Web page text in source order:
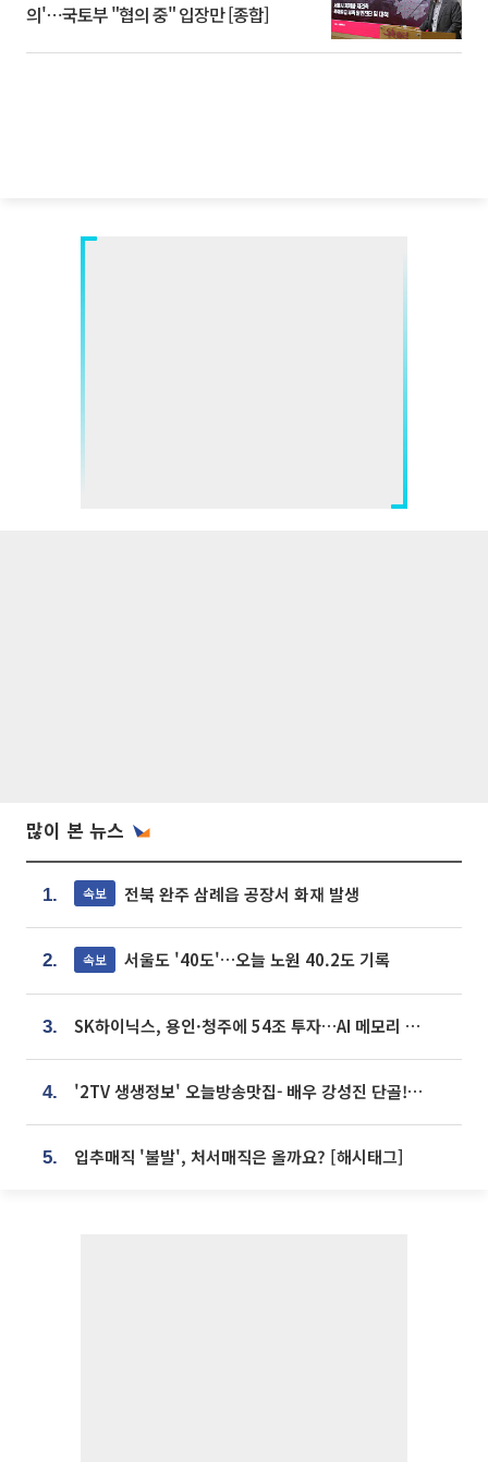
의'⋯국토부 "협의 중" 입장만 [종합]
많이 본 뉴스
1. 속보 전북 완주 삼례읍 공장서 화재 발생
2. 속보 서울도 '40도'…오늘 노원 40.2도 기록
3. SK하이닉스, 용인·청주에 54조 투자…AI 메모리 생산기지 키운다
4. '2TV 생생정보' 오늘방송맛집- 배우 강성진 단골! 쌀국수ㆍ푸팟퐁 커리 맛집 '블○○○'
5. 입추매직 '불발', 처서매직은 올까요? [해시태그]